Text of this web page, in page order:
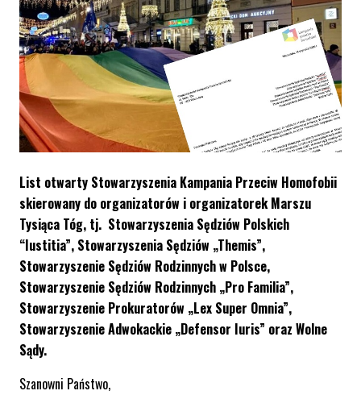
List otwarty Stowarzyszenia Kampania Przeciw Homofobii
skierowany do organizatorów i organizatorek Marszu
Tysiąca Tóg, tj. Stowarzyszenia Sędziów Polskich
“Iustitia”, Stowarzyszenia Sędziów „Themis”,
Stowarzyszenie Sędziów Rodzinnych w Polsce,
Stowarzyszenie Sędziów Rodzinnych „Pro Familia”,
Stowarzyszenie Prokuratorów „Lex Super Omnia”,
Stowarzyszenie Adwokackie „Defensor Iuris” oraz Wolne
Sądy.
Szanowni Państwo,